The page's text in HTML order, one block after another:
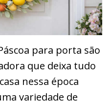
para porta são
que deixa tudo
nessa época
variedade de